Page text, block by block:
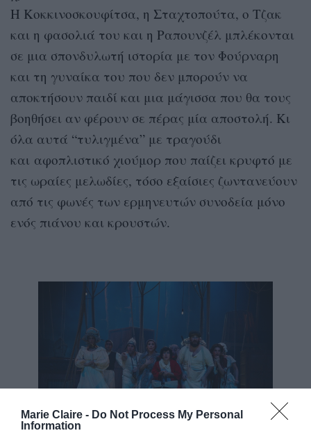
Marie Claire - Do Not Process My Personal
Information
Η Κοκκινοσκουφίτσα, η Σταχτοπούτα, ο Τζακ
και η φασολιά του και η Ραπουνζέλ μπλέκονται
σε μια σπονδυλωτή ιστορία με τον Φούρναρη
και τη γυναίκα του που δεν μπορούν να
αποκτήσουν παιδί και μια μάγισσα που θα τους
βοηθήσει αν φέρουν σε πέρας μία αποστολή. Κι
όλα αυτά “τυλιγμένα” με τραγούδι
και αφοπλιστικό χιούμορ που παίζει κρυφτό με
τις ωραίες μελωδίες, τόσο εξαίσιες ζωντανεύουν
από τις φωνές των ερμηνευτών συνοδεία μόνο
ενός πιάνου και κρουστών.